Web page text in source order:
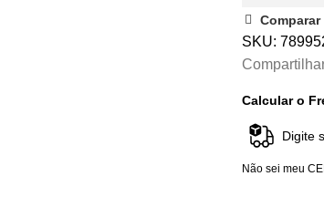
Comparar
SKU:
Calcular o
Não sei meu